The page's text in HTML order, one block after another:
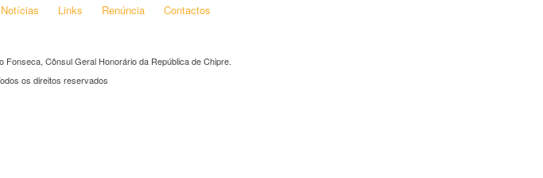
Notícias Links Renúncia Contactos
Cônsul Geral Honorário da República de Chipre.
os direitos reservados